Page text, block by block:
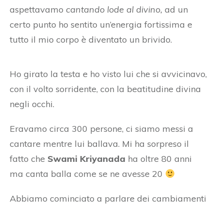
aspettavamo cantando lode al divino, ad un
certo punto ho sentito un’energia fortissima e
tutto il mio corpo è diventato un brivido.
Ho girato la testa e ho visto lui che si avvicinavo,
con il volto sorridente, con la beatitudine divina
negli occhi.
Eravamo circa 300 persone, ci siamo messi a
cantare mentre lui ballava. Mi ha sorpreso il
fatto che Swami Kriyanada ha oltre 80 anni
ma canta balla come se ne avesse 20
Abbiamo cominciato a parlare dei cambiamenti